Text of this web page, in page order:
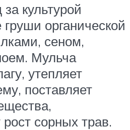
культурой
органической
сеном,
Мульча
утепляет
поставляет
сорных трав.